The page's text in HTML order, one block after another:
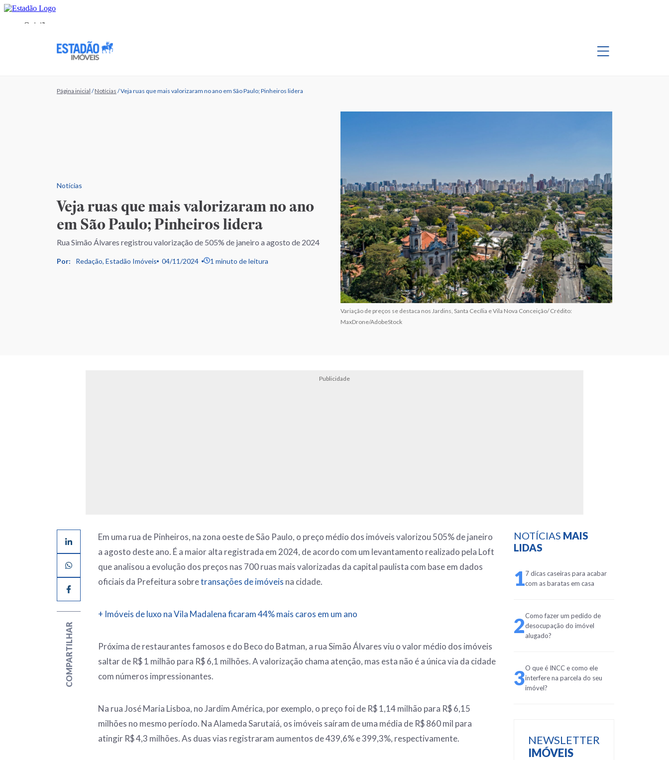
Página inicial /Notícias /Veja ruas que mais valorizaram no ano em São Paulo; Pinheiros lidera
Notícias
Veja ruas que mais valorizaram no ano
em São Paulo; Pinheiros lidera
Rua Simão Álvares registrou valorização de 505% de janeiro a agosto de 2024
Por: Redação, Estadão Imóveis 04/11/2024 1 minuto de leitura
Variação de preços se destaca nos Jardins, Santa Cecília e Vila Nova Conceição/ Crédito:
MaxDrone/AdobeStock
Publicidade
COMPARTILHAR
Em uma rua de Pinheiros, na zona oeste de São Paulo, o preço médio dos imóveis valorizou 505% de janeiro
a agosto deste ano. É a maior alta registrada em 2024, de acordo com um levantamento realizado pela Loft
que analisou a evolução dos preços nas 700 ruas mais valorizadas da capital paulista com base em dados
oficiais da Prefeitura sobretransações de imóveis na cidade.
+ Imóveis de luxo na Vila Madalena ficaram 44% mais caros em um ano
Próxima de restaurantes famosos e do Beco do Batman, a rua Simão Álvares viu o valor médio dos imóveis
saltar de R$ 1 milhão para R$ 6,1 milhões. A valorização chama atenção, mas esta não é a única via da cidade
com números impressionantes.
Na rua José Maria Lisboa, no Jardim América, por exemplo, o preço foi de R$ 1,14 milhão para R$ 6,15
milhões no mesmo período. Na Alameda Sarutaiá, os imóveis saíram de uma média de R$ 860 mil para
atingir R$ 4,3 milhões. As duas vias registraram aumentos de 439,6% e 399,3%, respectivamente.
NOTÍCIAS MAIS
LIDAS
17 dicas caseiras para acabar
com as baratas em casa
2Como fazer um pedido de
desocupação do imóvel
alugado?
3O que é INCC e como ele
interfere na parcela do seu
imóvel?
NEWSLETTER
IMÓVEIS